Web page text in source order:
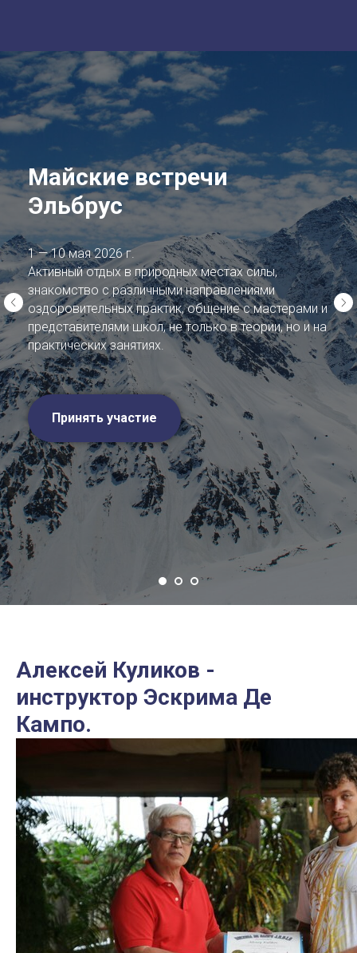
Майские встречи
Эльбрус
1 — 10 мая 2026 г.
Активный отдых в природных местах силы,
знакомство с различными направлениями
оздоровительных практик, общение с мастерами и
представителями школ, не только в теории, но и на
практических занятиях.
Принять участие
Алексей Куликов -
инструктор Эскрима Де
Кампо.